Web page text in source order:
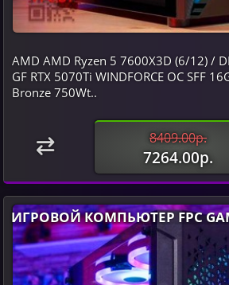
AMD AMD Ryzen 5 7600X3D (6/12) /
GF RTX 5070Ti WINDFORCE OC SFF
Bronze 750Wt..
8409.00р.
7264.00р.
ИГРОВОЙ КОМПЬЮТЕР FPC